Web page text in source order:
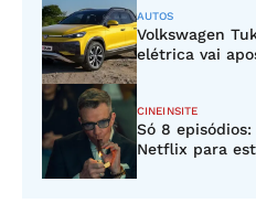
AUTOS
Volkswagen
elétrica vai
CINEINSITE
Só 8
Netflix para